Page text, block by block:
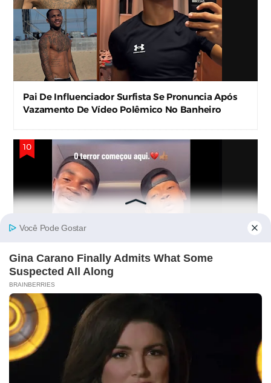
Pai De Influenciador Surfista Se Pronuncia Após
Vazamento De Vídeo Polêmico No Banheiro
Redes Sociais Repercutem Publicação Com
Alegações Envolvendo Ex-Namorado De Victor
Renner
STAY CONNECTED